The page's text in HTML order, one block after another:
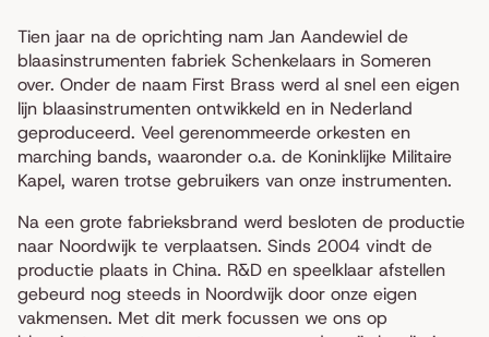
Tien jaar na de oprichting nam Jan Aandewiel de
blaasinstrumenten fabriek Schenkelaars in Someren
over. Onder de naam First Brass werd al snel een eigen
lijn blaasinstrumenten ontwikkeld en in Nederland
geproduceerd. Veel gerenommeerde orkesten en
marching bands, waaronder o.a. de Koninklijke Militaire
Kapel, waren trotse gebruikers van onze instrumenten.
Na een grote fabrieksbrand werd besloten de productie
naar Noordwijk te verplaatsen. Sinds 2004 vindt de
productie plaats in China. R&D en speelklaar afstellen
gebeurd nog steeds in Noordwijk door onze eigen
vakmensen. Met dit merk focussen we ons op